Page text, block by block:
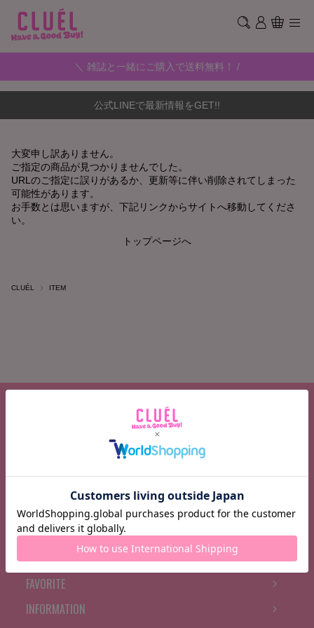
＼ 雑誌と一緒にご購入で送料無料！ /
公式LINEで最新情報をGET!!
大変申し訳ありません。
ご指定の商品が見つかりませんでした。
URLのご指定に誤りがあるか、更新等に伴い削除されてしまった
可能性があります。
お手数とは思いますが、下記リンクからサイトへ移動してくださ
い。
トップページへ
CLUÉL ITEM
BRAND NEWS
RANKING
BOOK MARK
FAVORITE
INFORMATION